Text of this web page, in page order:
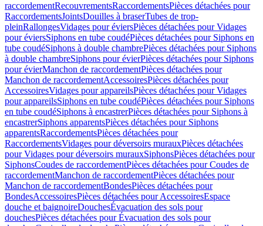
raccordementRecouvrementsRaccordementsPièces détachées pour
RaccordementsJointsDouilles à braserTubes de trop-
pleinRallongesVidages pour éviersPièces détachées pour Vidages
pour éviersSiphons en tube coudéPièces détachées pour Siphons en
tube coudéSiphons à double chambrePièces détachées pour Siphons
à double chambreSiphons pour évierPièces détachées pour Siphons
pour évierManchon de raccordementPièces détachées pour
Manchon de raccordementAccessoiresPièces détachées pour
AccessoiresVidages pour appareilsPièces détachées pour Vidages
pour appareilsSiphons en tube coudéPièces détachées pour Siphons
en tube coudéSiphons à encastrerPièces détachées pour Siphons à
encastrerSiphons apparentsPièces détachées pour Siphons
apparentsRaccordementsPièces détachées pour
RaccordementsVidages pour déversoirs murauxPièces détachées
pour Vidages pour déversoirs murauxSiphonsPièces détachées pour
SiphonsCoudes de raccordementPièces détachées pour Coudes de
raccordementManchon de raccordementPièces détachées pour
Manchon de raccordementBondesPièces détachées pour
BondesAccessoiresPièces détachées pour AccessoiresEspace
douche et baignoireDouchesÉvacuation des sols pour
douchesPièces détachées pour Évacuation des sols pour